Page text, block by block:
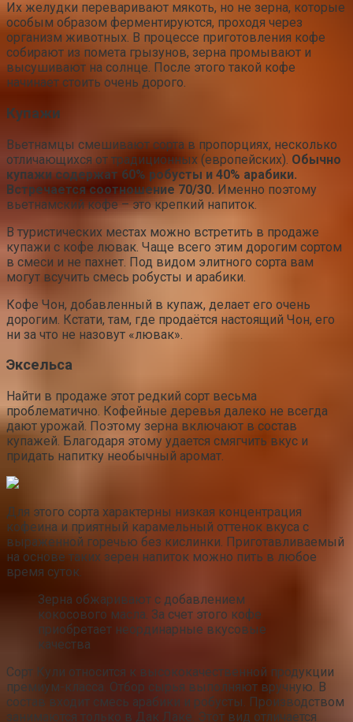
Их желудки переваривают мякоть, но не зерна, которые
особым образом ферментируются, проходя через
организм животных. В процессе приготовления кофе
собирают из помета грызунов, зерна промывают и
высушивают на солнце. После этого такой кофе
начинает стоить очень дорого.
Купажи
Вьетнамцы смешивают сорта в пропорциях, несколько
отличающихся от традиционных (европейских). Обычно
купажи содержат 60% робусты и 40% арабики.
Встречается соотношение 70/30. Именно поэтому
вьетнамский кофе – это крепкий напиток.
В туристических местах можно встретить в продаже
купажи с кофе лювак. Чаще всего этим дорогим сортом
в смеси и не пахнет. Под видом элитного сорта вам
могут всучить смесь робусты и арабики.
Кофе Чон, добавленный в купаж, делает его очень
дорогим. Кстати, там, где продаётся настоящий Чон, его
ни за что не назовут «лювак».
Эксельса
Найти в продаже этот редкий сорт весьма
проблематично. Кофейные деревья далеко не всегда
дают урожай. Поэтому зерна включают в состав
купажей. Благодаря этому удается смягчить вкус и
придать напитку необычный аромат.
Для этого сорта характерны низкая концентрация
кофеина и приятный карамельный оттенок вкуса с
выраженной горечью без кислинки. Приготавливаемый
на основе таких зерен напиток можно пить в любое
время суток.
Зерна обжаривают с добавлением
кокосового масла. За счет этого кофе
приобретает неординарные вкусовые
качества
Сорт Кули относится к высококачественной продукции
премиум-класса. Отбор сырья выполняют вручную. В
состав входит смесь арабики и робусты. Производством
занимаются только в Дак Лаке. Этот вид отличается